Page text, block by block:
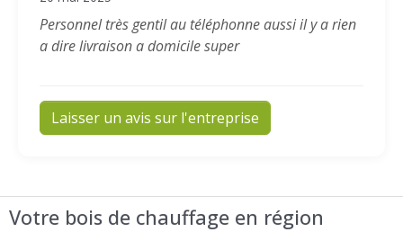
Personnel très gentil au téléphonne aussi il y a rien
a dire livraison a domicile super
Laisser un avis sur l'entreprise
Votre bois de chauffage en région